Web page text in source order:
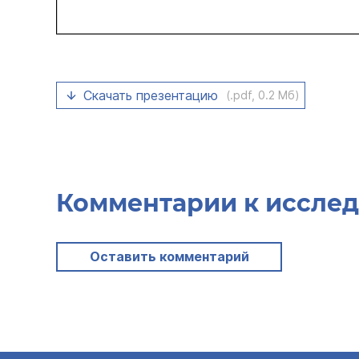
Скачать презентацию (.pdf, 0.2 Мб)
Комментарии к
Оставить комментарий